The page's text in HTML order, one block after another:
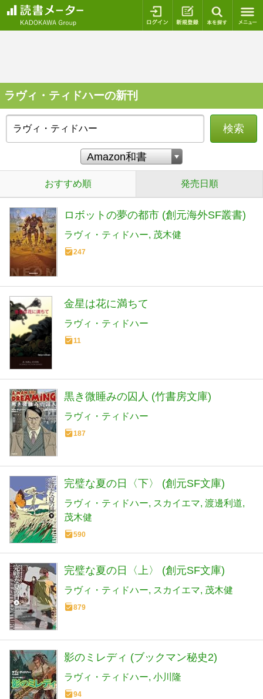
ログイン 新規登録
ラヴィ・ティドハーの新刊
検索
おすすめ順 発売日順
ロボットの夢の都市 (創元海外SF叢書)
ラヴィ・ティドハー 茂木健
247
金星は花に満ちて
ラヴィ・ティドハー
11
黒き微睡みの囚人 (竹書房文庫)
ラヴィ・ティドハー
187
完璧な夏の日〈下〉 (創元SF文庫)
ラヴィ・ティドハー スカイエマ 渡邊利道
茂木健
590
完璧な夏の日〈上〉 (創元SF文庫)
ラヴィ・ティドハー スカイエマ 茂木健
879
影のミレディ (ブックマン秘史2)
ラヴィ・ティドハー 小川隆
94